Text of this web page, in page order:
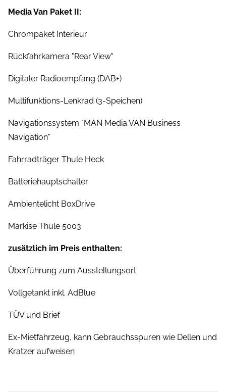
Media Van Paket II:
Chrompaket Interieur
Rückfahrkamera "Rear View"
Digitaler Radioempfang (DAB+)
Multifunktions-Lenkrad (3-Speichen)
Navigationssystem "MAN Media VAN Business
Navigation"
Fahrradträger Thule Heck
Batteriehauptschalter
Ambientelicht BoxDrive
Markise Thule 5003
zusätzlich im Preis enthalten:
Überführung zum Ausstellungsort
Vollgetankt inkl. AdBlue
TÜV und Brief
Ex-Mietfahrzeug, kann Gebrauchsspuren wie Dellen und
Kratzer aufweisen